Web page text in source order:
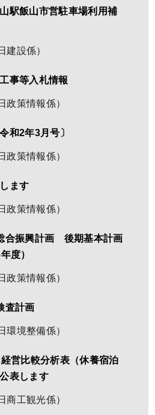
駅飯山市営駐車場利用補
建設係）
事等入札情報
政策情報係）
和2年3月号〕
政策情報係）
ます
政策情報係）
合振興計画 後期基本計画
度）
政策情報係）
査計画
環境整備係）
営比較分析表（休養宿泊
表します
商工観光係）